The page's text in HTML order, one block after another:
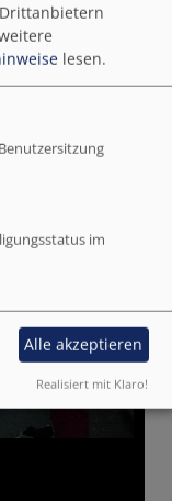
lesen.
im
Alle akzeptieren
Realisiert mit Klaro!